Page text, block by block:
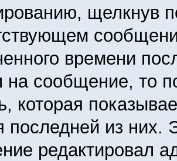
щелкнув
времени
на сообщение, то
которая
последней из них.
редактировал